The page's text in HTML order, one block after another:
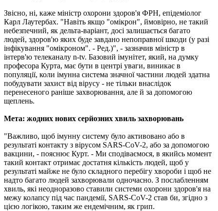
Звісно, ​​ні, каже міністр охорони здоров'я ФРН, епідеміолог
Карл Лаутербах. "Навіть якщо "омікрон", ймовірно, не такий
небезпечний, як дельта-варіант, досі залишається багато
людей, здоров'ю яких буде завдано непоправної шкоди (у разі
інфікування "омікроном". - Ред.)", - зазначив міністр в
інтерв'ю телеканалу n-tv. Базовий імунітет, який, на думку
професора Курта, має бути в центрі уваги, виникає в
популяції, коли імунна система значної частини людей здатна
побудувати захист від вірусу - не тільки внаслідок
перенесеного раніше захворювання, але й за допомогою
щеплень.
Мета: жодних нових серйозних хвиль захворювань
"Важливо, щоб імунну систему було активовано або в
результаті контакту з вірусом SARS-CoV-2, або за допомогою
вакцини, - пояснює Курт. - Ми сподіваємося, в якийсь момент
такий контакт отримає достатня кількість людей, щоб у
результаті майже не було складного перебігу хвороби і щоб не
надто багато людей захворювали одночасно. З послабленням
хвиль, які неодноразово ставили системи охорони здоров'я на
межу колапсу під час пандемії, SARS-CoV-2 став би, згідно з
цією логікою, таким же ендемічним, як грип.